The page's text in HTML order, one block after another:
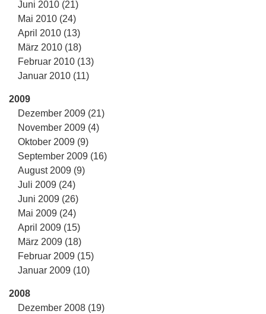
Juni 2010 (21)
Mai 2010 (24)
April 2010 (13)
März 2010 (18)
Februar 2010 (13)
Januar 2010 (11)
2009
Dezember 2009 (21)
November 2009 (4)
Oktober 2009 (9)
September 2009 (16)
August 2009 (9)
Juli 2009 (24)
Juni 2009 (26)
Mai 2009 (24)
April 2009 (15)
März 2009 (18)
Februar 2009 (15)
Januar 2009 (10)
2008
Dezember 2008 (19)